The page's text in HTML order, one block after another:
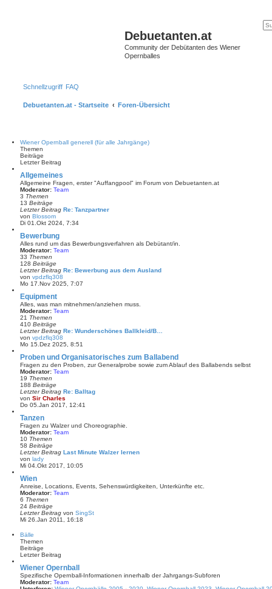
Debuetanten.at
Community der Debütanten des Wiener
Opernballes
Schnellzugriff FAQ
Debuetanten.at - Startseite Foren-Übersicht
Wiener Opernball generell (für alle Jahrgänge)
Themen
Beiträge
Letzter Beitrag
Allgemeines
Allgemeine Fragen, erster "Auffangpool" im Forum von Debuetanten.at
Moderator: Team
3 Themen
13 Beiträge
Letzter Beitrag Re: Tanzpartner
von Blossom
N
u
e
s
t
B
e
i
a
g
Di 01.Okt 2024, 7:34
Bewerbung
Alles rund um das Bewerbungsverfahren als Debütant/in.
Moderator: Team
33 Themen
128 Beiträge
Letzter Beitrag Re: Bewerbung aus dem Ausland
von vpdzflq308
N
e
s
t
r
B
e
i
t
r
a
g
Mo 17.Nov 2025, 7:07
Equipment
Alles, was man mitnehmen/anziehen muss.
Moderator: Team
21 Themen
410 Beiträge
Letzter Beitrag Re: Wunderschönes Ballkleid/B…
von vpdzflq308
N
e
u
e
t
r
B
e
a
g
Mo 15.Dez 2025, 8:51
Proben und Organisatorisches zum Ballabend
Fragen zu den Proben, zur Generalprobe sowie zum Ablauf des Ballabends selbst
Moderator: Team
19 Themen
188 Beiträge
Letzter Beitrag Re: Balltag
von Sir Charles
N
s
t
B
e
i
a
g
Do 05.Jan 2017, 12:41
Tanzen
Fragen zu Walzer und Choreographie.
Moderator: Team
10 Themen
58 Beiträge
Letzter Beitrag Last Minute Walzer lernen
von lady
N
e
s
t
e
r
B
e
g
Mi 04.Okt 2017, 10:05
Wien
Anreise, Locations, Events, Sehenswürdigkeiten, Unterkünfte etc.
Moderator: Team
6 Themen
24 Beiträge
Letzter Beitrag von SingSt
e
Mi 26.Jan 2011, 16:18
Bälle
Themen
Beiträge
Letzter Beitrag
Wiener Opernball
Spezifische Opernball-Informationen innerhalb der Jahrgangs-Subforen
Moderator: Team